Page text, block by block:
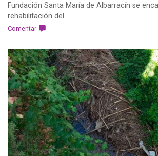
Fundación Santa María de Albarracín se
rehabilitación del...
Comentar